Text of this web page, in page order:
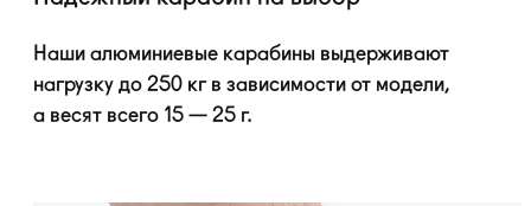
Наши алюминиевые карабины выдерживают
нагрузку до 250 кг в зависимости от модели,
а весят всего 15 — 25 г.